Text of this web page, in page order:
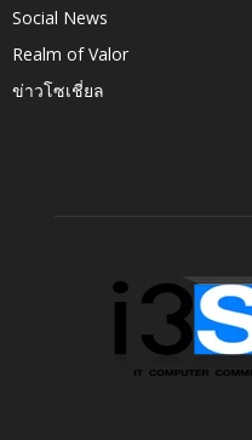
Social News
Realm of Valor
ข่าวโซเชี่ยล